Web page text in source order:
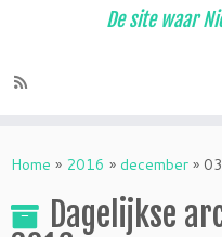
naar
De site waar
Home » 2016 » december » 03
Dagelijkse